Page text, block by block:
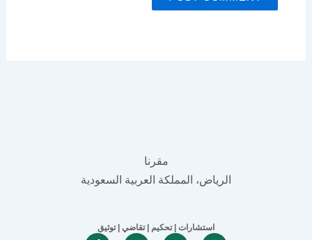
مقرنا
الرياض، المملكة العربية السعودية
استشارات | تحكيم | تقاضي | توثيق
Instagram
X-twitter
Linkedin